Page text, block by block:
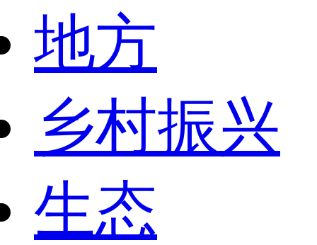
地方
乡村振兴
生态